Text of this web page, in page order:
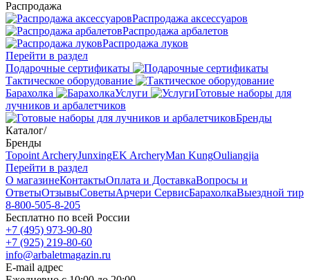
Распродажа
Распродажа аксессуаров
Распродажа арбалетов
Распродажа луков
Перейти в раздел
Подарочные сертификаты
Тактическое оборудование
Барахолка
Услуги
Готовые наборы для
лучников и арбалетчиков
Бренды
Каталог/
Бренды
Topoint ArcheryJunxingEK ArcheryMan KungOuliangjia
Перейти в раздел
О магазинеКонтактыОплата и ДоставкаВопросы и
ОтветыОтзывыСоветыАрчери СервисБарахолкаВыездной тир
8-800-505-8-205
Бесплатно по всей России
+7 (495) 973-90-80
+7 (925) 219-80-60
info@arbaletmagazin.ru
E-mail адрес